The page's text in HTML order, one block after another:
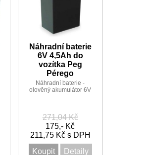
Náhradní baterie
6V 4,5Ah do
vozítka Peg
Pérego
Náhradní baterie -
olověný akumulátor 6V
271,04 Kč
175,- Kč
211,75 Kč s DPH
Koupit
Detaily